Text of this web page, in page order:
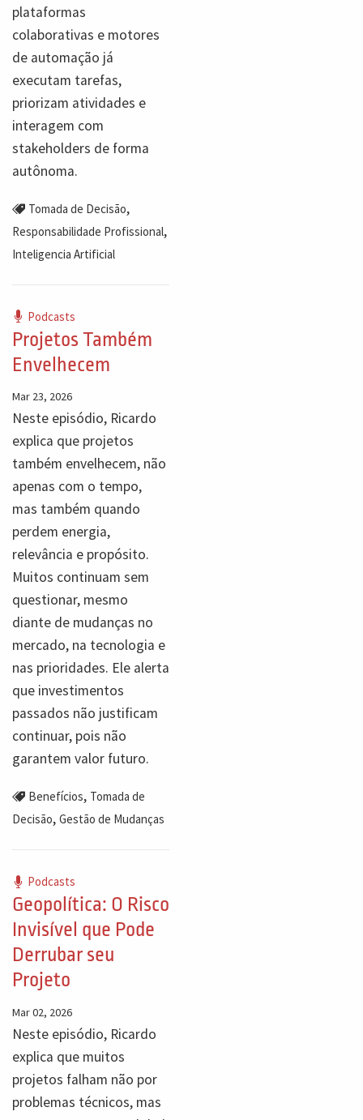
plataformas
colaborativas e motores
de automação já
executam tarefas,
priorizam atividades e
interagem com
stakeholders de forma
autônoma.
Tomada de Decisão,
Responsabilidade Profissional,
Inteligencia Artificial
Podcasts
Projetos Também
Envelhecem
Mar 23, 2026
Neste episódio, Ricardo
explica que projetos
também envelhecem, não
apenas com o tempo,
mas também quando
perdem energia,
relevância e propósito.
Muitos continuam sem
questionar, mesmo
diante de mudanças no
mercado, na tecnologia e
nas prioridades. Ele alerta
que investimentos
passados não justificam
continuar, pois não
garantem valor futuro.
Benefícios, Tomada de
Decisão, Gestão de Mudanças
Podcasts
Geopolítica: O Risco
Invisível que Pode
Derrubar seu
Projeto
Mar 02, 2026
Neste episódio, Ricardo
explica que muitos
projetos falham não por
problemas técnicos, mas